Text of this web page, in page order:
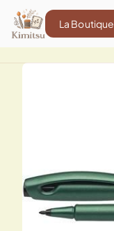
La Boutique